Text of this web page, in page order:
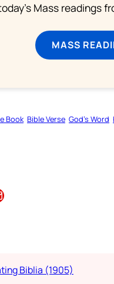
Mass readings
MASS
Book Bible Verse God’s Word
Biblia (1905)